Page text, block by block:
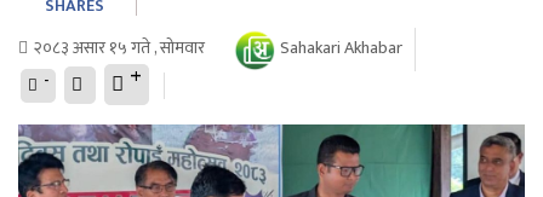
SHARES
२०८३ असार १५ गते , सोमवार
Sahakari Akhabar
- +